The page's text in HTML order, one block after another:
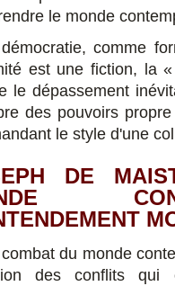
le monde
comme
est une fiction, la
le dépassement
des pouvoirs
le style d'une
DE
du monde
des conflits qui